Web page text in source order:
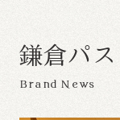
鎌倉パ ス
Brand News